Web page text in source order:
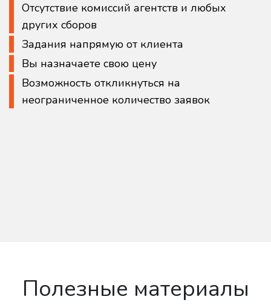
Отсутствие комиссий агентств и любых
других сборов
Задания напрямую от клиента
Вы назначаете свою цену
Возможность откликнуться на
неограниченное количество заявок
Полезные материалы